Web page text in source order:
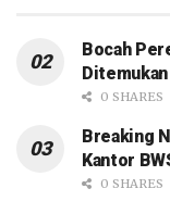
Bocah
0 SHARES
Breaking
Kantor
0 SHARES